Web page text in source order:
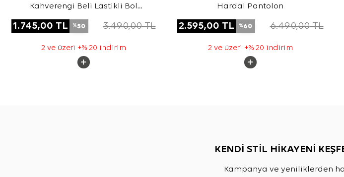
Kahverengi Beli Lastikli Bol
1.745,00 TL %50 3.490,00TL
2 ve üzeri +% 20 indirim
Hardal Pantolon
2.595,00 TL %60 6.490,00TL
2 ve üzeri +% 20 indirim
KENDİ STİL HİKAYENİ
Kampanya ve yeniliklerden